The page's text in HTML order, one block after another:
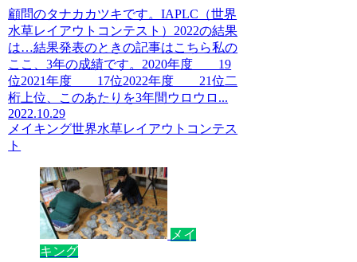
顧問のタナカカツキです。IAPLC（世界
水草レイアウトコンテスト）2022の結果
は…結果発表のときの記事はこちら私の
ここ、3年の成績です。2020年度 19
位2021年度 17位2022年度 21位二
桁上位、このあたりを3年間ウロウロ...
2022.10.29
メイキング世界水草レイアウトコンテス
ト
メイ
キング